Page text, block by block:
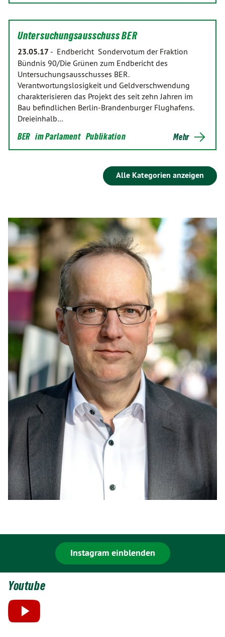
Untersuchungsausschuss BER
23.05.17 - Endbericht Sondervotum der Fraktion
Bündnis 90/Die Grünen zum Endbericht des
Untersuchungsausschusses BER.
Verantwortungslosigkeit und Geldverschwendung
charakterisieren das Projekt des seit zehn Jahren im
Bau befindlichen Berlin-Brandenburger Flughafens.
Dreieinhalb…
BER im Parlament Publikation Mehr
Alle Kategorien anzeigen
Instagram einblenden
Youtube